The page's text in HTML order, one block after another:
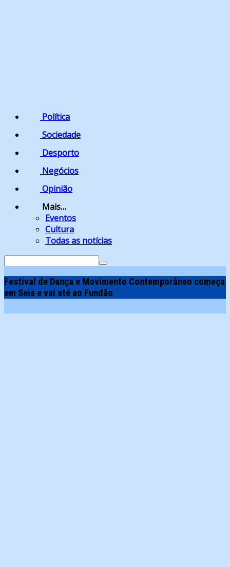
Política
Sociedade
Desporto
Negócios
Opinião
Mais…
Eventos
Cultura
Todas as notícias
Search
Festival de Dança e Movimento Contemporâneo começa
em Seia e vai até ao Fundão